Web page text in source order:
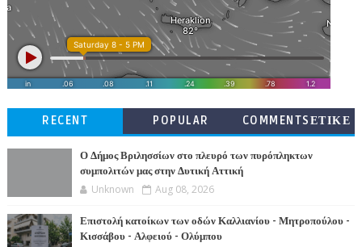
RECENT POPULAR
COMMENTSΕΤΙΚΕ
Ο Δήμος Βριλησσίων στο πλευρό των πυρόπληκτων
συμπολιτών μας στην Δυτική Αττική
Unknown Aug 08, 2026
Επιστολή κατοίκων των οδών Καλλιανίου - Μητροπούλου -
Κισσάβου - Αλφειού - Ολύμπου